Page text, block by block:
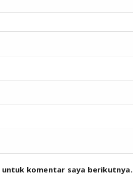
untuk komentar saya berikutnya.